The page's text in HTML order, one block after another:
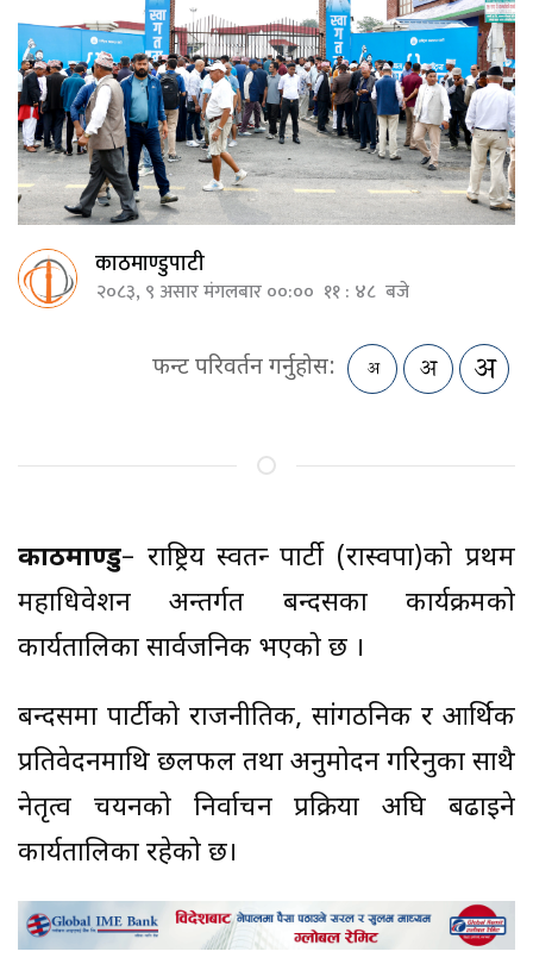
काठमाण्डुपाटी
२०८३, ९ असार मंगलबार ००:०० ११ : ४८ बजे
फन्ट परिवर्तन गर्नुहोस:
काठमाण्डु– राष्ट्रिय स्वतन्त्र पार्टी (रास्वपा)को प्रथम
महाधिवेशन अन्तर्गत बन्दसत्रका कार्यक्रमको
कार्यतालिका सार्वजनिक भएको छ ।
बन्दसत्रमा पार्टीको राजनीतिक, सांगठनिक र आर्थिक
प्रतिवेदनमाथि छलफल तथा अनुमोदन गरिनुका साथै
नेतृत्व चयनको निर्वाचन प्रक्रिया अघि बढाइने
कार्यतालिका रहेको छ।